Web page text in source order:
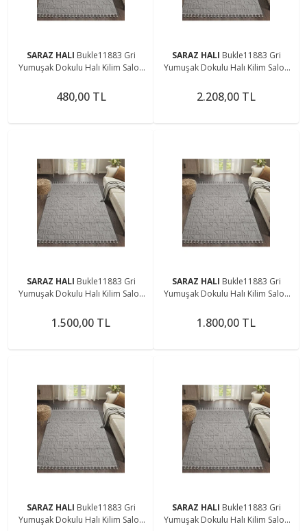
SARAZ HALI Bukle11883 Gri
Yumuşak Dokulu Halı Kilim Salon
Dokuma Makine Halısı
480,00 TL
SARAZ HALI Bukle11883 Gri
Yumuşak Dokulu Halı Kilim Salon
Dokuma Makine Halısı
2.208,00 TL
SARAZ HALI Bukle11883 Gri
Yumuşak Dokulu Halı Kilim Salon
Dokuma Makine Halısı
1.500,00 TL
SARAZ HALI Bukle11883 Gri
Yumuşak Dokulu Halı Kilim Salon
Dokuma Makine Halısı
1.800,00 TL
SARAZ HALI Bukle11883 Gri
Yumuşak Dokulu Halı Kilim Salon
SARAZ HALI Bukle11883 Gri
Yumuşak Dokulu Halı Kilim Salon